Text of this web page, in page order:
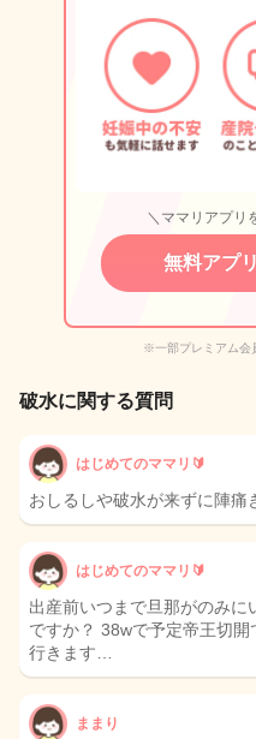
＼ママリアプリ
無料アプ
※一部プレミアム会
破水に関する質問
はじめてのママリ🔰
おしるしや破水が来ずに陣痛
はじめてのママリ🔰
出産前いつまで旦那がのみに
ですか？ 38wで予定帝王切
行きます…
ままり